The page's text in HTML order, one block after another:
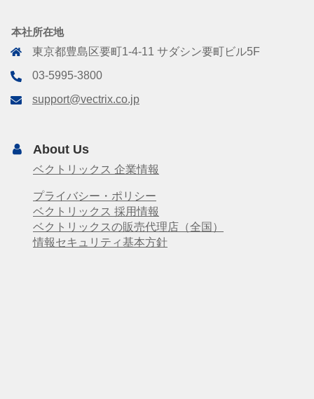
本社所在地
東京都豊島区要町1-4-11 サダシン要町ビル5F
03-5995-3800
support@vectrix.co.jp
About Us
ベクトリックス 企業情報
プライバシー・ポリシー
ベクトリックス 採用情報
ベクトリックスの販売代理店（全国）
情報セキュリティ基本方針